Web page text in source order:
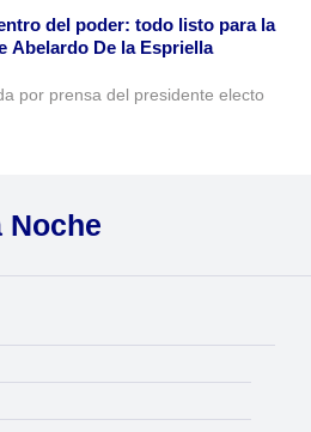
del poder: todo listo para la
Abelardo De la Espriella
por prensa del presidente electo
Noche